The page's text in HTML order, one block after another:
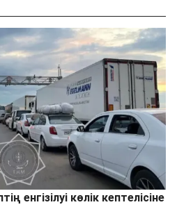
енгізілуі көлік кептелісіне